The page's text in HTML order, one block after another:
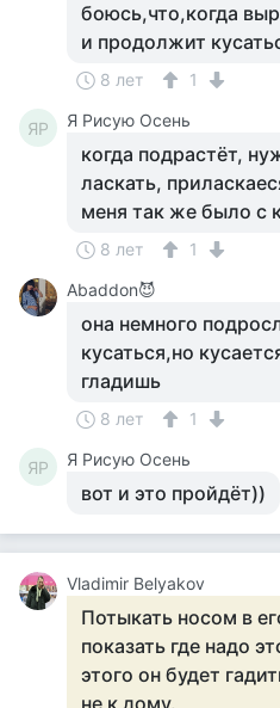
боюсь,что,когда
и продолжит
8 лет 1
ЯР Я Рисую Осень
когда подрастёт,
ласкать,
меня так же было с
8 лет
1
Abaddon😈
она немного
кусаться,но
гладишь
8 лет 1
ЯР Я Рисую Осень
вот и это пройдёт))
Vladimir Belyakov
Потыкать носом в
показать где надо
этого он будет
не к дому.